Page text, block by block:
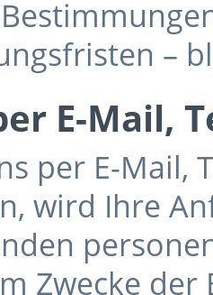
–
E-Mail,
per E-Mail,
wird Ihre
Zwecke